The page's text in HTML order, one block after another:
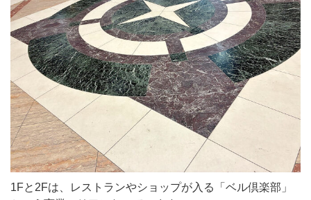
1Fと2Fは、レストランやショップが入る「ベル倶楽部」